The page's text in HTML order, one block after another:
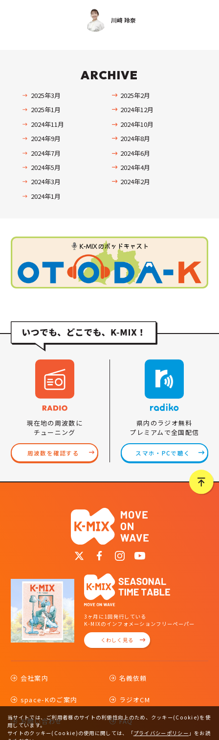
川﨑 玲奈
ARCHIVE
2025年3月
2025年2月
2025年1月
2024年12月
2024年11月
2024年10月
2024年9月
2024年8月
2024年7月
2024年6月
2024年5月
2024年4月
2024年3月
2024年2月
2024年1月
現在地の周波数に
チューニング
周波数を確認する
県内のラジオ無料
プレミアムで全国配信
スマホ・PCで聴く
3ヶ月に1回発行している
K-MIXのインフォメーションフリーペーパー
くわしく見る
会社案内 名義依頼
space-Kのご案内 ラジオCM
お問い合わせ FAQ
当サイトでは、ご利用者様のサイトの利便性向上のため、クッキー(Cookie)を使
用しています。
サイトのクッキー(Cookie)の使用に関しては、
「プライバシーポリシー 」をお読